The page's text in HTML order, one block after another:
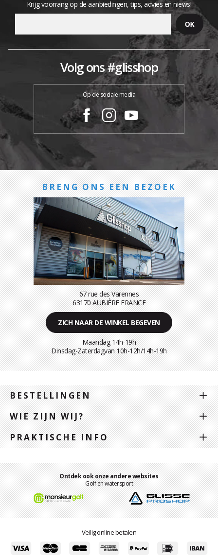
Krijg voorrang op de aanbiedingen, tips, advies en niews!
Volg ons #glisshop
Op de sociale media
BRENG ONS EEN BEZOEK
67 rue des Varennes
63170 AUBIÈRE FRANCE
ZICH NAAR DE WINKEL BEGEVEN
Maandag 14h-19h
Dinsdag-Zaterdagvan 10h-12h/14h-19h
BESTELLINGEN
WIE ZIJN WIJ?
PRAKTISCHE INFO
Ontdek ook onze andere websites
Golf en watersport
Veilig online betalen